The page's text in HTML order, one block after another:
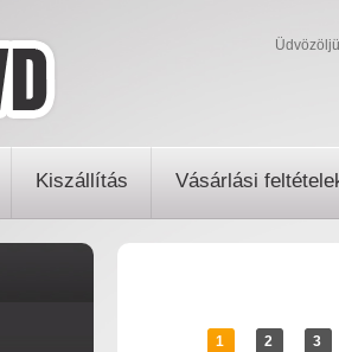
Kiszállítás Vásárlási
1 2 3